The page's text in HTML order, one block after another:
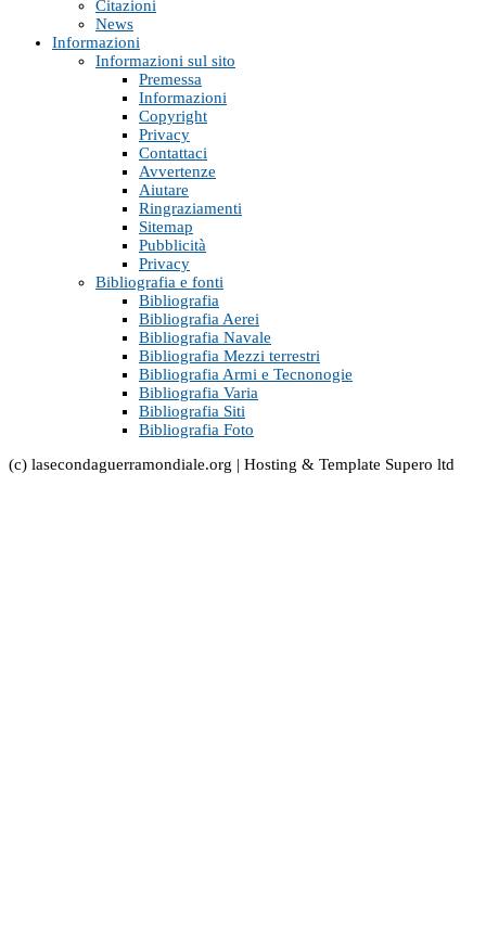
Citazioni
News
Informazioni
Informazioni sul sito
Premessa
Informazioni
Copyright
Privacy
Contattaci
Avvertenze
Aiutare
Ringraziamenti
Sitemap
Pubblicità
Privacy
Bibliografia e fonti
Bibliografia
Bibliografia Aerei
Bibliografia Navale
Bibliografia Mezzi terrestri
Bibliografia Armi e Tecnonogie
Bibliografia Varia
Bibliografia Siti
Bibliografia Foto
(c) lasecondaguerramondiale.org | Hosting & Template Supero ltd